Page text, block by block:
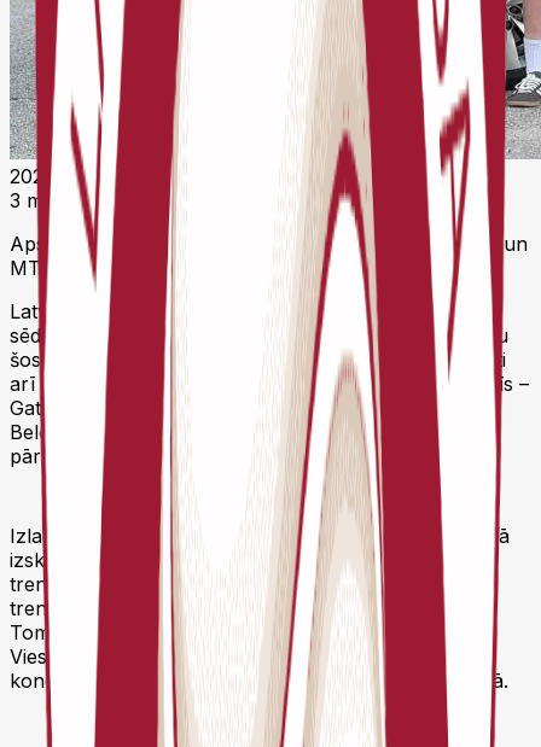
2025. gada 29. decembris 18:51 UTC
3 minūšu lasīšana
Apstiprināti Latvijas izlašu treneri un kandidāti šosejas un
MTB riteņbraukšanā
Latvijas Riteņbraukšanas federācijas treneru padomes
sēdē apstiprināti izlašu kandidāti uz 2026. gada sezonu
šosejas un MTB riteņbraukšanā. Tāpat tika apstiprināti
arī izlašu treneri. Šosejas riteņbraukšanas izlases vadīs –
Gatis Smukulis, Mārtiņš Trautmanis un Raivis
Belohvoščiks. Tikmēr MTB izlases trenera amatā tika
pārapstiprināts Normunds Noreiko.
Izlašu kandidātus un trenerus tradicionāli gada izskaņā
izskata un apstiprina treneru padome. 11. decembra
treneru padomes sēdē tika uzklausīti esošo izlases
treneru ziņojumi par paveikto. LRF ģenerālsekretārs
Toms Markss izteica pateicību U17 izlases trenerim
Viesturam Lukševicam, kurš nākamajā gadā
koncentrēsies uz darbu Kuldīgas novada sporta skolā.